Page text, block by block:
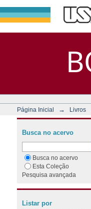
Página Inicial → Livros
Busca no acervo
Busca no acervo
Esta Coleção
Pesquisa avançada
Listar por